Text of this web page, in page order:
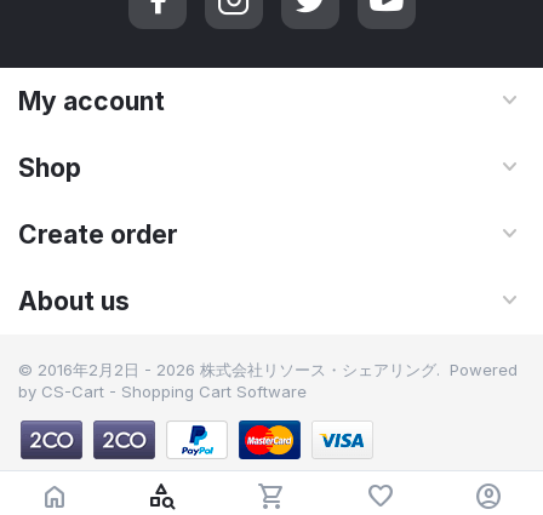
My account
Shop
Create order
About us
© 2016年2月2日 - 2026 株式会社リソース・シェアリング. Powered
by CS-Cart - Shopping Cart Software